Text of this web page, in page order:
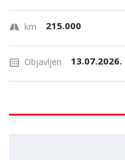
km 215.000
Objavljen 13.07.2026.